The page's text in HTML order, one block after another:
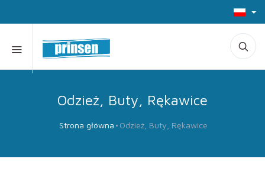
Odzież, Buty, Rękawice
Strona główna Odzież, Buty, Rękawice